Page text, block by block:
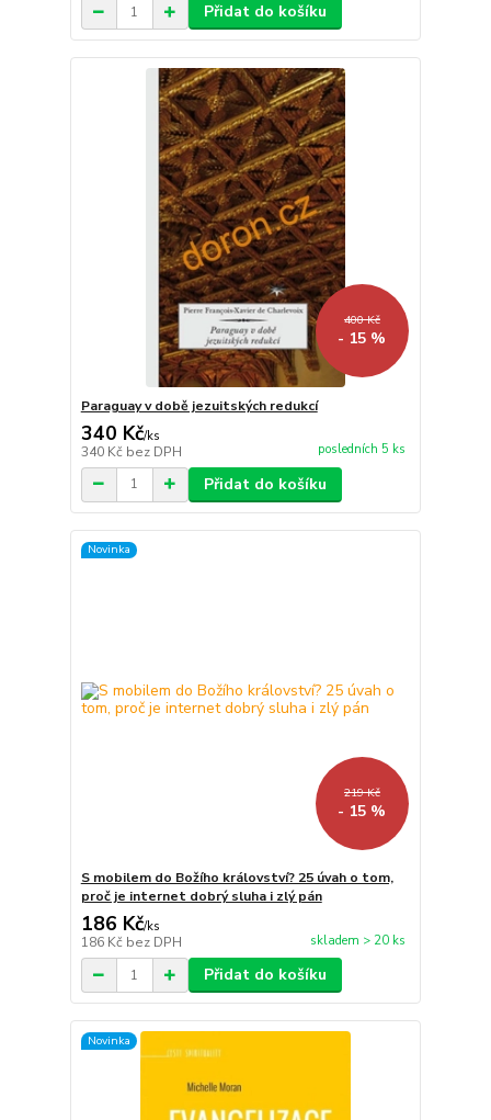
Přidat do košíku
400 Kč
- 15 %
Paraguay v době jezuitských redukcí
340 Kč/ks
340 Kč bez DPH posledních 5 ks
Přidat do košíku
Novinka
219 Kč
- 15 %
S mobilem do Božího království? 25 úvah o tom,
proč je internet dobrý sluha i zlý pán
186 Kč/ks
186 Kč bez DPH skladem > 20 ks
Přidat do košíku
Novinka